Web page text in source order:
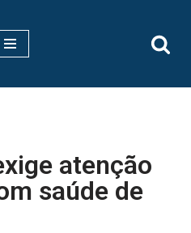
atenção
saúde de